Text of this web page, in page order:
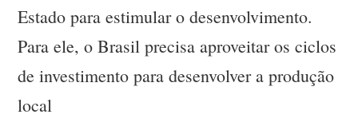
Estado para estimular o desenvolvimento.
Para ele, o Brasil precisa aproveitar os ciclos
de investimento para desenvolver a produção
local